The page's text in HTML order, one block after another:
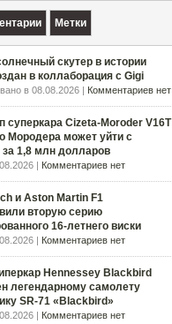
Метки
скутер в истории
в коллаборация с Gigi
в 08.08.2026 | Комментариев нет
суперкара Cizeta-Moroder V16T
Мородера может уйти с
за 1,8 млн долларов
| Комментариев нет
и Aston Martin F1
вторую серию
16-летнего виски
| Комментариев нет
Hennessey Blackbird
легендарному самолету
SR-71 «Blackbird»
| Комментариев нет